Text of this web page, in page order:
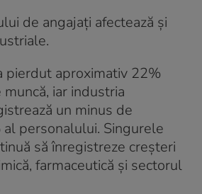
de angajați afectează și
pierdut aproximativ 22%
iar industria
un minus de
personalului. Singurele
să înregistreze creșteri
farmaceutică și sectorul